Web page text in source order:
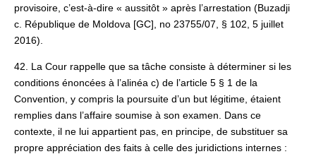
provisoire, c’est-à-dire « aussitôt » après l’arrestation (Buzadji
c. République de Moldova [GC], no 23755/07, § 102, 5 juillet
2016).
42. La Cour rappelle que sa tâche consiste à déterminer si les
conditions énoncées à l’alinéa c) de l’article 5 § 1 de la
Convention, y compris la poursuite d’un but légitime, étaient
remplies dans l’affaire soumise à son examen. Dans ce
contexte, il ne lui appartient pas, en principe, de substituer sa
propre appréciation des faits à celle des juridictions internes :